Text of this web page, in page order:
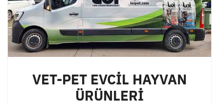
VET-PET EVCİL HAYVAN
ÜRÜNLERİ